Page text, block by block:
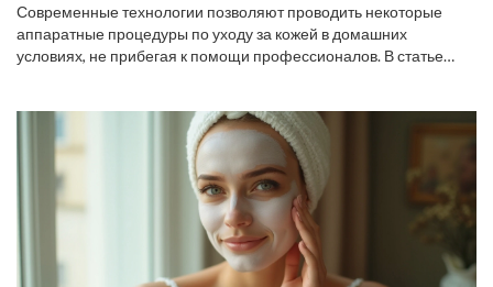
Современные технологии позволяют проводить некоторые
аппаратные процедуры по уходу за кожей в домашних
условиях, не прибегая к помощи профессионалов. В статье
Акцент сделан на условиях домашнего использования и
минимализации рисков. Рассмотрены такие процедуры как
ультразвуковая чистка, микротоки и светотерапия. Даны
практические советы по выбору и использованию устройств.